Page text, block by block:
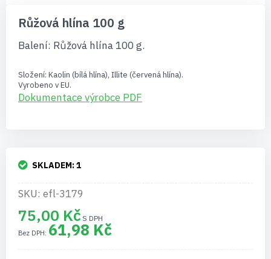
začátek
galerie
Růžová hlína 100 g
Balení: Růžová hlína 100 g.
Složení: Kaolin (bílá hlína), Illite (červená hlína).
Vyrobeno v EU.
Dokumentace výrobce PDF
SKLADEM:1
SKU: efl-3179
75,00 Kč
61,98 Kč